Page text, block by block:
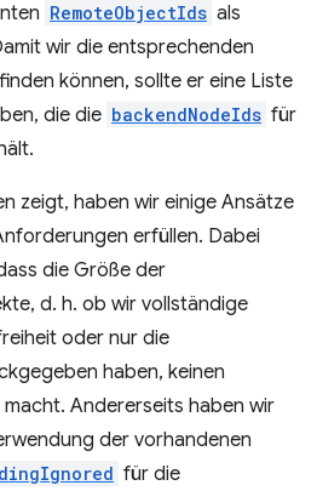
RemoteObjectIds als
wir die entsprechenden
können, sollte er eine Liste
die die backendNodeIds für
zeigt, haben wir einige Ansätze
erfüllen. Dabei
die Größe der
d. h. ob wir vollständige
oder nur die
haben, keinen
Andererseits haben wir
der vorhandenen
für die